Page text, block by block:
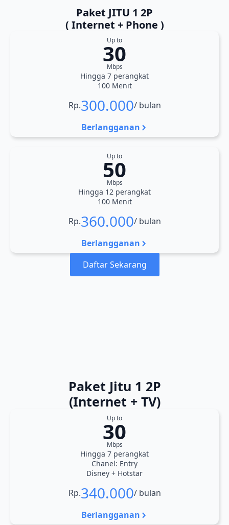
Paket JITU 1 2P
( Internet + Phone )
Up to
30
Mbps
Hingga 7 perangkat
100 Menit
Rp.300.000/ bulan
Berlangganan
Up to
50
Mbps
Hingga 12 perangkat
100 Menit
Rp.360.000/ bulan
Berlangganan
Daftar Sekarang
Paket Jitu 1 2P
(Internet + TV)
Up to
30
Mbps
Hingga 7 perangkat
Chanel: Entry
Disney + Hotstar
Rp.340.000/ bulan
Berlangganan